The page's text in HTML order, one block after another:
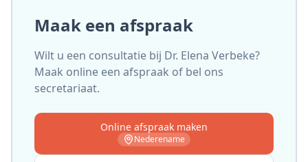
Maak een afspraak
Wilt u een consultatie bij Dr. Elena Verbeke?
Maak online een afspraak of bel ons
secretariaat.
Online afspraak maken
Nederename